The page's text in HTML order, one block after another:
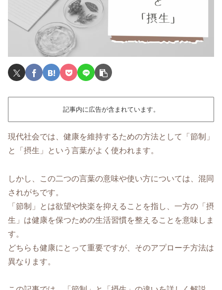
記事内に広告が含まれています。
現代社会では、健康を維持するための方法として「節制」
と「摂生」という言葉がよく使われます。
しかし、この二つの言葉の意味や使い方については、混同
されがちです。
「節制」とは欲望や快楽を抑えることを指し、一方の「摂
生」は健康を保つための生活習慣を整えることを意味しま
す。
どちらも健康にとって重要ですが、そのアプローチ方法は
異なります。